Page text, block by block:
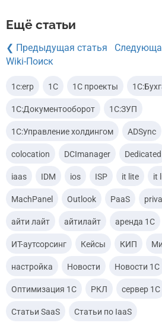
Ещё статьи
❮ Предыдущая статья
Wiki-Поиск
1c:erp 1С 1С проекты
1С:Документооборот 1С:ЗУП
1С:Управление холдингом ADSync
colocation DCImanager Dedicated
iaas IDM ios ISP it lite it
MachPanel Outlook PaaS
айти лайт айтилайт аренда 1С
ИТ-аутсорсинг Кейсы КИП
настройка Новости Новости 1С
Оптимизация 1С РКЛ сервер 1С
Статьи SaaS Статьи по IaaS